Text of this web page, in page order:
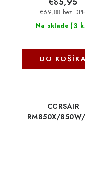
Na sklade (3
€69,88 bez DPH
DO KOŠÍKA
CORSAIR
RM850X/850W/